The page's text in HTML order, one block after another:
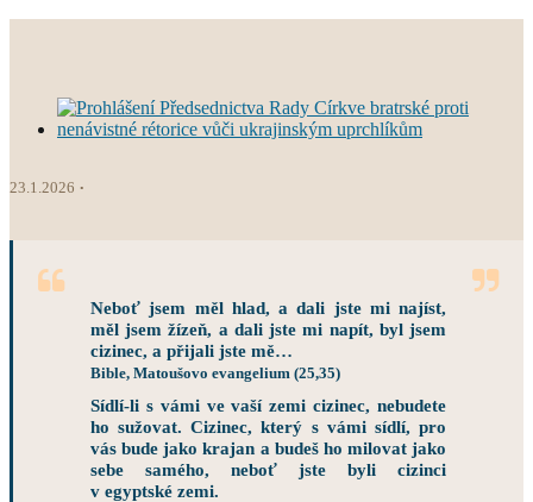
23.1.2026
Neboť jsem měl hlad, a dali jste mi najíst,
měl jsem žízeň, a dali jste mi napít, byl jsem
cizinec, a přijali jste mě…
Bible, Matoušovo evangelium (25,35)
Sídlí-li s vámi ve vaší zemi cizinec, nebudete
ho sužovat. Cizinec, který s vámi sídlí, pro
vás bude jako krajan a budeš ho milovat jako
sebe samého, neboť jste byli cizinci
v egyptské zemi.